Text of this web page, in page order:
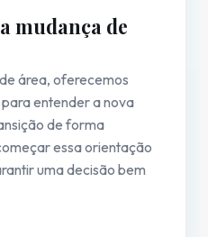
mudança de
área, oferecemos
entender a nova
de forma
essa orientação
uma decisão bem